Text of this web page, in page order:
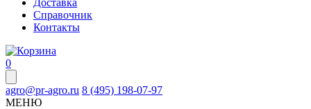
Доставка
Справочник
Контакты
0
agro@pr-agro.ru 8 (495) 198-07-97
МЕНЮ